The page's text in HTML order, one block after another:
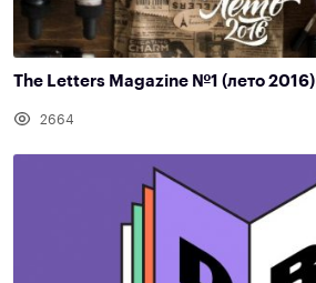
The Letters Magazine №1 (лето 2016)
2664